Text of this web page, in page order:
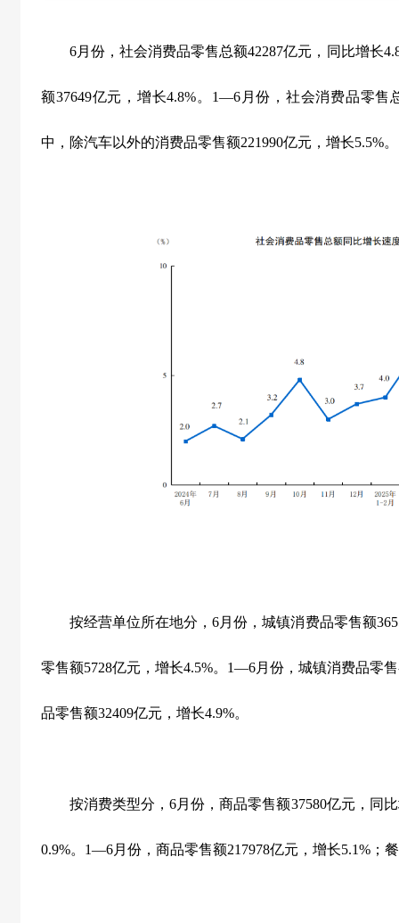
6月份，社会消费品零售总额42287亿元，同比增长
额37649亿元，增长4.8%。 1—6月份，社会消费品零售
中，除汽车以外的消费品零售额221990亿元，增长5.5%。
按经营单位所在地分，6月份，城镇消费品零售额
零售额5728亿元，增长4.5%。 1—6月份，城镇消费品零
品零售额32409亿元，增长4.9%。
按消费类型分，6月份，商品零售额37580亿元，同
0.9%。 1—6月份，商品零售额217978亿元，增长5.1% ；